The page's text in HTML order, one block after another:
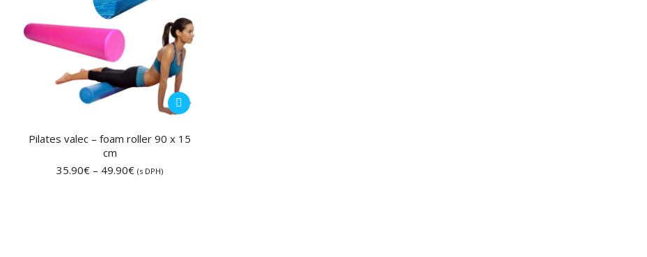
Tento
produkt
má
Pilates valec – foam roller 90 x 15
cm
35.90€ – 49.90€Price
(s DPH)